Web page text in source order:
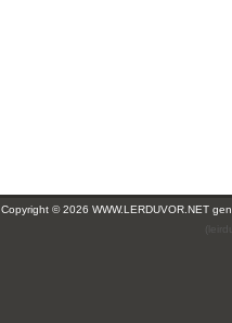
Copyright © 2026 WWW.LERDUVOR.NET